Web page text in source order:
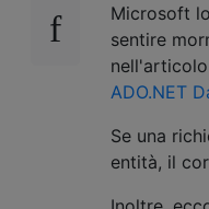
Microsoft
sentire
ADO.NET
Se una
entità, il